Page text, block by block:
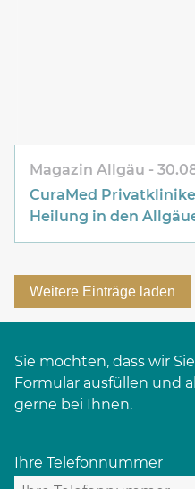
Magazin Allgäu
CuraMed
Heilung in den
Weitere Einträge laden
Sie möchten, dass wir
Formular ausfüllen und
gerne bei Ihnen.
Ihre Telefonnummer